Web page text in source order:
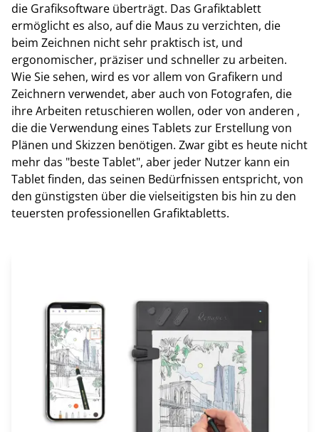
die Grafiksoftware überträgt. Das Grafiktablett
ermöglicht es also, auf die Maus zu verzichten, die
beim Zeichnen nicht sehr praktisch ist, und
ergonomischer, präziser und schneller zu arbeiten.
Wie Sie sehen, wird es vor allem von Grafikern und
Zeichnern verwendet, aber auch von Fotografen, die
ihre Arbeiten retuschieren wollen, oder von anderen ,
die die Verwendung eines Tablets zur Erstellung von
Plänen und Skizzen benötigen. Zwar gibt es heute nicht
mehr das "beste Tablet", aber jeder Nutzer kann ein
Tablet finden, das seinen Bedürfnissen entspricht, von
den günstigsten über die vielseitigsten bis hin zu den
teuersten professionellen Grafiktabletts.